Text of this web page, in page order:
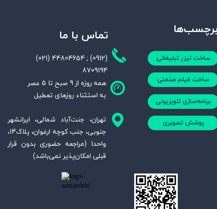
تماس با ما
(021) 44804654 ; (0912)
8709194
همه روزه از 9 صبح تا 5 عصر
به استثناء روزهای تعطیل
تهران، جنت‌آباد شمالی، ایرانشهر
جنوبی، جنب کوچه ارغوان، پلاک14،
واحد1 (مراجعه حضوری بدون قرار
قبلی امکان‌پذیر نمی‌باشد)
ساخت فیلم صنعتی
ساخت تیزر تبلیغاتی
پوشش تصویری
برنامه‌سازی تلویزیونی